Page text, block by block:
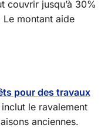
couvrir jusqu’à 30%
Le montant aide
pour des travaux
le ravalement
anciennes.